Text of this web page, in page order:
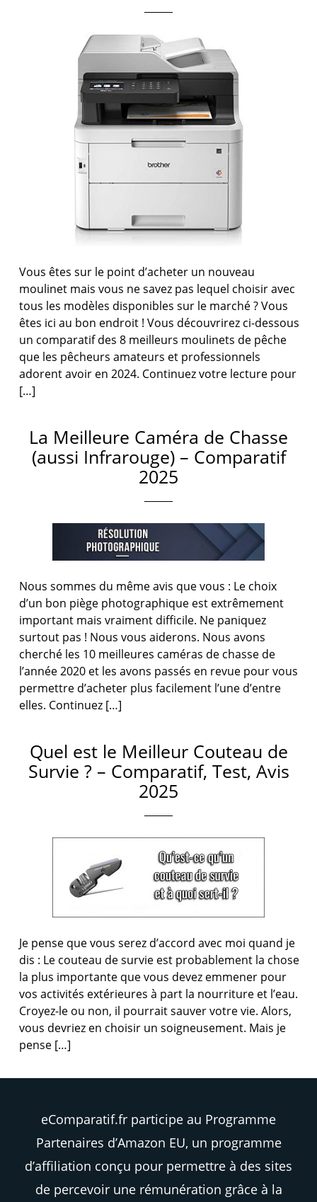
Vous êtes sur le point d’acheter un nouveau
moulinet mais vous ne savez pas lequel choisir avec
tous les modèles disponibles sur le marché ? Vous
êtes ici au bon endroit ! Vous découvrirez ci-dessous
un comparatif des 8 meilleurs moulinets de pêche
que les pêcheurs amateurs et professionnels
adorent avoir en 2024. Continuez votre lecture pour
[…]
La Meilleure Caméra de Chasse
(aussi Infrarouge) – Comparatif
2025
Nous sommes du même avis que vous : Le choix
d’un bon piège photographique est extrêmement
important mais vraiment difficile. Ne paniquez
surtout pas ! Nous vous aiderons. Nous avons
cherché les 10 meilleures caméras de chasse de
l’année 2020 et les avons passés en revue pour vous
permettre d’acheter plus facilement l’une d’entre
elles. Continuez […]
Quel est le Meilleur Couteau de
Survie ? – Comparatif, Test, Avis
2025
Je pense que vous serez d’accord avec moi quand je
dis : Le couteau de survie est probablement la chose
la plus importante que vous devez emmener pour
vos activités extérieures à part la nourriture et l’eau.
Croyez-le ou non, il pourrait sauver votre vie. Alors,
vous devriez en choisir un soigneusement. Mais je
pense […]
eComparatif.fr participe au Programme
Partenaires d’Amazon EU, un programme
d’affiliation conçu pour permettre à des sites
de percevoir une rémunération grâce à la